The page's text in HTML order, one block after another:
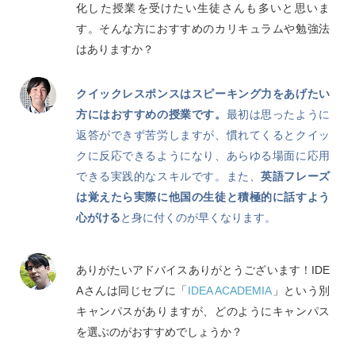
化した授業を受けたい生徒さんも多いと思いま
す。そんな方におすすめのカリキュラムや勉強法
はありますか？
クイックレスポンスはスピーキング力をあげたい
方にはおすすめの授業です。 最初は思ったように
返答ができず苦労しますが、慣れてくるとクイッ
クに反応できるようになり、あらゆる場面に応用
できる実践的なスキルです。また、英語フレーズ
は覚えたら実際に他国の生徒と積極的に話すよう
心がけると身に付くのが早くなります。
ありがたいアドバイスありがとうございます！IDE
Aさんは同じセブに「IDEA ACADEMIA 」という別
キャンパスがありますが、どのようにキャンパス
を選ぶのがおすすめでしょうか？